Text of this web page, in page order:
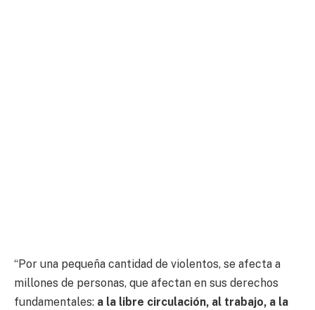
“Por una pequeña cantidad de violentos, se afecta a
millones de personas, que afectan en sus derechos
fundamentales: a la libre circulación, al trabajo, a la